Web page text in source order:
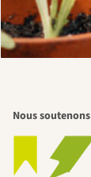
Nous soutenons